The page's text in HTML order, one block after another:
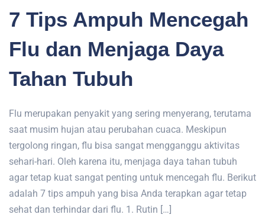
7 Tips Ampuh Mencegah
Flu dan Menjaga Daya
Tahan Tubuh
Flu merupakan penyakit yang sering menyerang, terutama
saat musim hujan atau perubahan cuaca. Meskipun
tergolong ringan, flu bisa sangat mengganggu aktivitas
sehari-hari. Oleh karena itu, menjaga daya tahan tubuh
agar tetap kuat sangat penting untuk mencegah flu. Berikut
adalah 7 tips ampuh yang bisa Anda terapkan agar tetap
sehat dan terhindar dari flu. 1. Rutin […]